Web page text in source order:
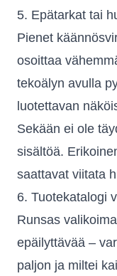
5. Epätarkat tai
Pienet
osoittaa
tekoälyn avulla
luotettavan
Sekään ei ole
sisältöä.
saattavat viitata
6. Tuotekatalogi
Runsas
epäilyttävää –
paljon ja miltei